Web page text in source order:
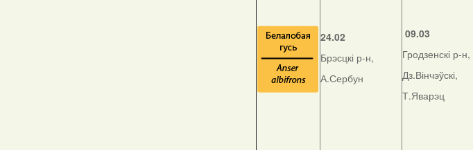
24.02
Брэсцкі р-н,
А.Сербун
09.03
Гродзенскі р-н,
Дз.Вінчэўскі,
Т.Яварэц